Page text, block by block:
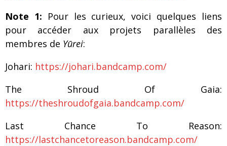
Note 1: Pour les curieux, voici quelques liens
pour accéder aux projets parallèles des
membres de Yūrei:
Johari: https://johari.bandcamp.com/
The Shroud Of Gaia:
https://theshroudofgaia.bandcamp.com/
Last Chance To Reason:
https://lastchancetoreason.bandcamp.com/